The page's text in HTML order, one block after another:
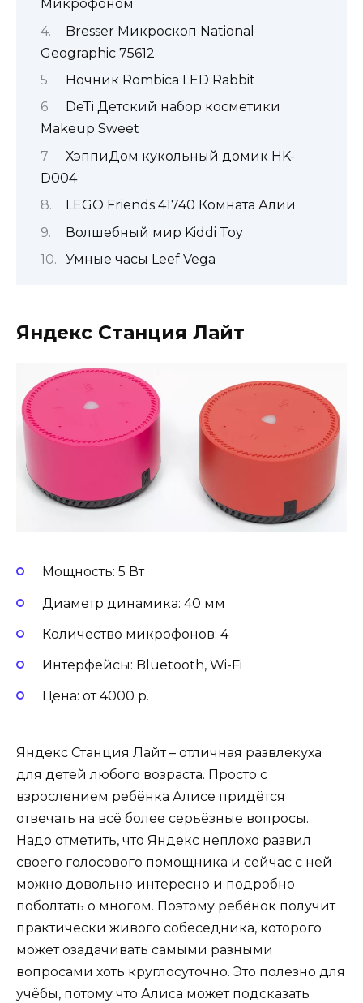
Микрофоном
Bresser Микроскоп National
Geographic 75612
Ночник Rombica LED Rabbit
DeTi Детский набор косметики
Makeup Sweet
ХэппиДом кукольный домик HK-
D004
LEGO Friends 41740 Комната Алии
Волшебный мир Kiddi Toy
Умные часы Leef Vega
Яндекс Станция Лайт
Мощность: 5 Вт
Диаметр динамика: 40 мм
Количество микрофонов: 4
Интерфейсы: Bluetooth, Wi-Fi
Цена: от 4000 р.
Яндекс Станция Лайт – отличная развлекуха
для детей любого возраста. Просто с
взрослением ребёнка Алисе придётся
отвечать на всё более серьёзные вопросы.
Надо отметить, что Яндекс неплохо развил
своего голосового помощника и сейчас с ней
можно довольно интересно и подробно
поболтать о многом. Поэтому ребёнок получит
практически живого собеседника, которого
может озадачивать самыми разными
вопросами хоть круглосуточно. Это полезно для
учёбы, потому что Алиса может подсказать